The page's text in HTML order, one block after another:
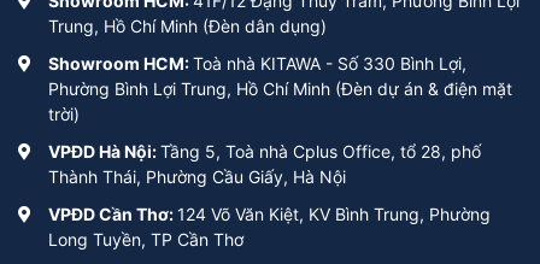
Trung, Hồ Chí Minh (Đèn dân dụng)
Showroom HCM:Toà nhà KITAWA - Số 330 Bình Lợi,
Phường Bình Lợi Trung, Hồ Chí Minh (Đèn dự án & điện mặt
trời)
VPĐD Hà Nội:Tầng 5, Toà nhà Cplus Office, tổ 28, phố
Thành Thái, Phường Cầu Giấy, Hà Nội
VPĐD Cần Thơ:124 Võ Văn Kiệt, KV Bình Trung, Phường
Long Tuyền, TP Cần Thơ